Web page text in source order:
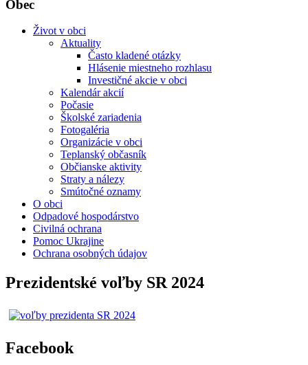
Obec
Život v obci
Aktuality
Často kladené otázky
Hlásenie miestneho rozhlasu
Investičné akcie v obci
Kalendár akcií
Počasie
Školské zariadenia
Fotogaléria
Organizácie v obci
Teplanský občasník
Občianske aktivity
Straty a nálezy
Smútočné oznamy
O obci
Odpadové hospodárstvo
Civilná ochrana
Pomoc Ukrajine
Ochrana osobných údajov
Prezidentské voľby SR 2024
Facebook